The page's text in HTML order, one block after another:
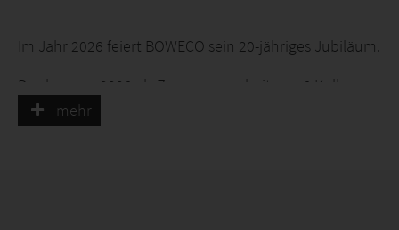
Im Jahr 2026 feiert BOWECO sein 20-jähriges Jubiläum.
Das begann 2006 als Zusammenarbeit von 6 Kollegen,
die wöchentlich Gedanken über ihr Unternehmen und
die Produktion austauschten.
mehr